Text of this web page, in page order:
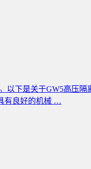
下是关于GW5高压隔
有良好的机械 …